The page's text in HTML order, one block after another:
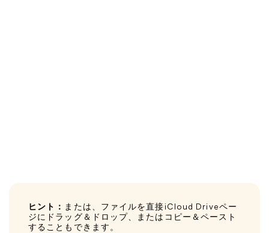
ヒント： または、ファイルを直接iCloud Driveペー
ジにドラッグ＆ドロップ、またはコピー＆ペースト
することもできます。